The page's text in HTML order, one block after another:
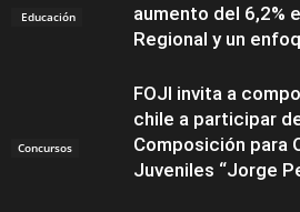
Educación
aumento del 6,2%
Regional y un
Concursos
FOJI invita a
chile a participar
Composición para
Juveniles “Jorge